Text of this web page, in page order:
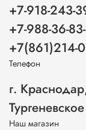
+7-918-243-
+7-988-36-
+7(861)214-
Телефон
г.
Наш магазин